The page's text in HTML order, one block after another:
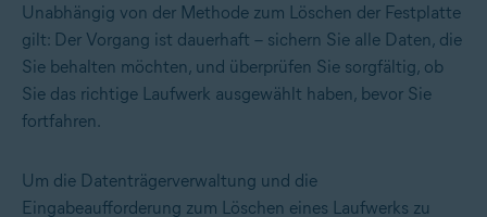
Unabhängig von der Methode zum Löschen der Festplatte
gilt: Der Vorgang ist dauerhaft – sichern Sie alle Daten, die
Sie behalten möchten, und überprüfen Sie sorgfältig, ob
Sie das richtige Laufwerk ausgewählt haben, bevor Sie
fortfahren.
Um die Datenträgerverwaltung und die
Eingabeaufforderung zum Löschen eines Laufwerks zu